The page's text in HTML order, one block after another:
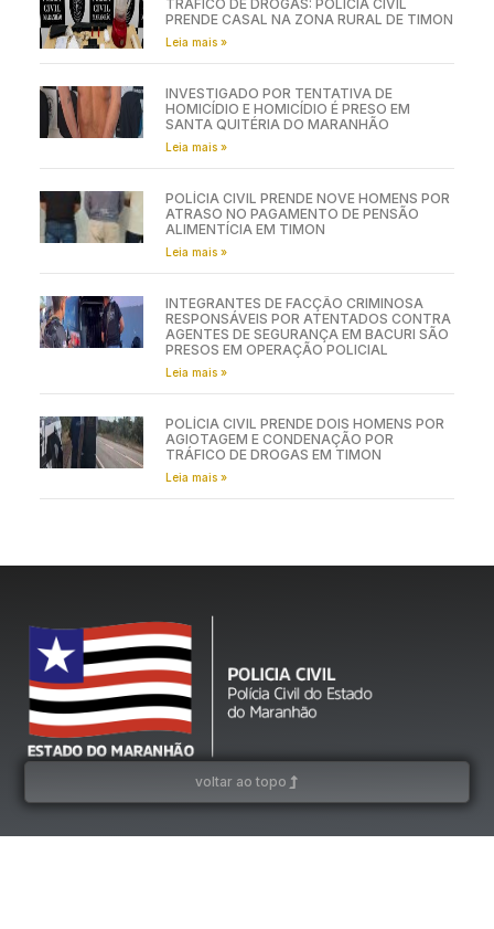
TRÁFICO DE DROGAS: POLÍCIA CIVIL
PRENDE CASAL NA ZONA RURAL DE TIMON
Leia mais »
INVESTIGADO POR TENTATIVA DE
HOMICÍDIO E HOMICÍDIO É PRESO EM
SANTA QUITÉRIA DO MARANHÃO
Leia mais »
POLÍCIA CIVIL PRENDE NOVE HOMENS POR
ATRASO NO PAGAMENTO DE PENSÃO
ALIMENTÍCIA EM TIMON
Leia mais »
INTEGRANTES DE FACÇÃO CRIMINOSA
RESPONSÁVEIS POR ATENTADOS CONTRA
AGENTES DE SEGURANÇA EM BACURI SÃO
PRESOS EM OPERAÇÃO POLICIAL
Leia mais »
POLÍCIA CIVIL PRENDE DOIS HOMENS POR
AGIOTAGEM E CONDENAÇÃO POR
TRÁFICO DE DROGAS EM TIMON
Leia mais »
voltar ao topo